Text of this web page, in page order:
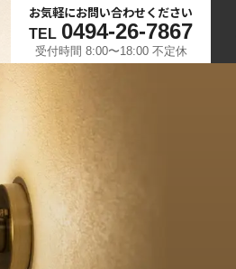
お気軽にお問い合わせください
TEL 0494-26-7867
受付時間 8:00〜18:00 不定休